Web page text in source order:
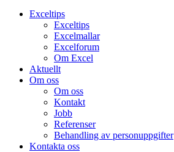
Exceltips
Exceltips
Excelmallar
Excelforum
Om Excel
Aktuellt
Om oss
Om oss
Kontakt
Jobb
Referenser
Behandling av personuppgifter
Kontakta oss